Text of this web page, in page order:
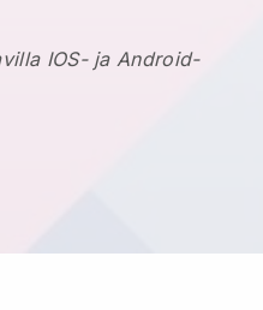
IOS- ja Android-